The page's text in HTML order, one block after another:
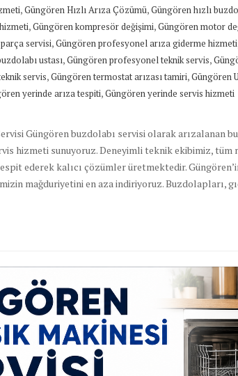
,Güngören Hızlı Arıza Çözümü,Güngören hızlı
,Güngören kompresör değişimi,Güngören motor
servisi,Güngören profesyonel arıza giderme hizmeti
ustası,Güngören profesyonel teknik servis,
servis,Güngören termostat arızası tamiri,Güngören
yerinde arıza tespiti,Güngören yerinde servis hizmeti
Güngören buzdolabı servisi olarak arızalanan
hizmeti sunuyoruz. Deneyimli teknik ekibimiz, tüm
ederek kalıcı çözümler üretmektedir.
mağduriyetini en aza indiriyoruz. Buzdolapları,